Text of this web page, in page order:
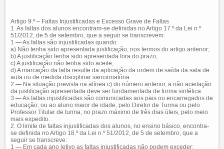
Artigo 9.º – Faltas Injustificadas e Excesso Grave de Faltas
1. As faltas dos alunos encontram-se definidas no Artigo 17.º da Lei n.º
51/2012, de 5 de setembro, que a seguir se transcrevem:
1 — As faltas são injustificadas quando:
a) Não tenha sido apresentada justificação, nos termos do artigo anterior;
b) A justificação tenha sido apresentada fora do prazo;
c) A justificação não tenha sido aceite;
d) A marcação da falta resulte da aplicação da ordem de saída da sala de
aula ou de medida disciplinar sancionatória.
2 — Na situação prevista na alínea c) do número anterior, a não aceitação
da justificação apresentada deve ser fundamentada de forma sintética.
3 — As faltas injustificadas são comunicadas aos pais ou encarregados de
educação, ou ao aluno maior de idade, pelo Diretor de Turma ou pelo
Professor Titular de turma, no prazo máximo de três dias úteis, pelo meio
mais expedito.
2. O limite de faltas injustificadas dos alunos, no ensino básico, encontra-
se definida no Artigo 18.º da Lei n.º 51/2012, de 5 de setembro, que a
seguir se transcreve:
1 — Em cada ano letivo as faltas injustificadas não podem exceder: